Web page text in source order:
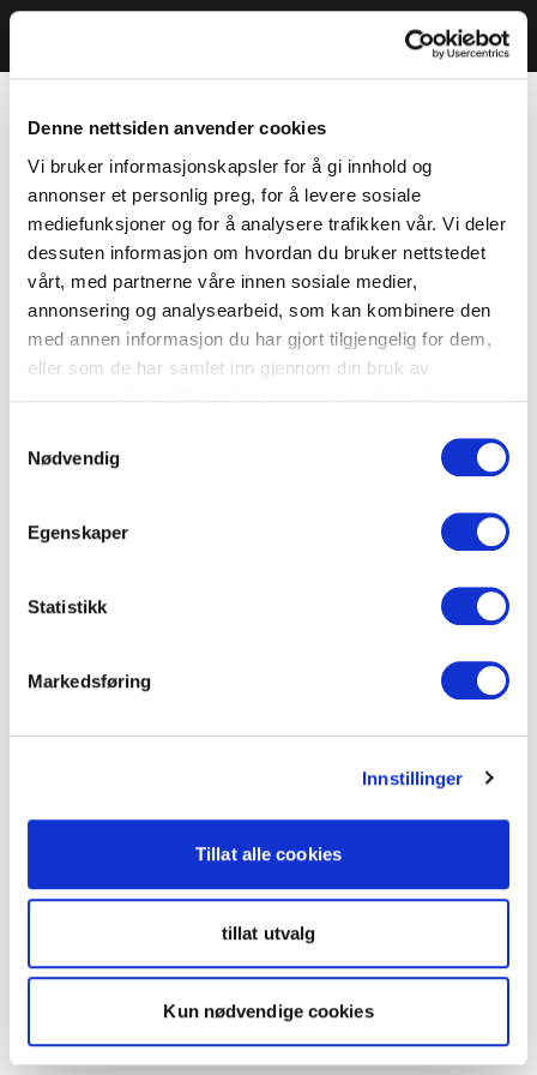
Denne nettsiden anvender cookies
Vi bruker informasjonskapsler for å gi innhold og
annonser et personlig preg, for å levere sosiale
mediefunksjoner og for å analysere trafikken vår. Vi deler
dessuten informasjon om hvordan du bruker nettstedet
vårt, med partnerne våre innen sosiale medier,
annonsering og analysearbeid, som kan kombinere den
med annen informasjon du har gjort tilgjengelig for dem,
eller som de har samlet inn gjennom din bruk av
Nødvendig
Egenskaper
Statistikk
Markedsføring
Innstillinger
Tillat alle cookies
tillat utvalg
Kun nødvendige cookies